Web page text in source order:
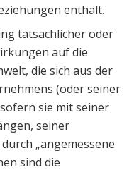
enthält.
tatsächlicher oder
auf die
die sich aus der
(oder seiner
sie mit seiner
seiner
„angemessene
sind die